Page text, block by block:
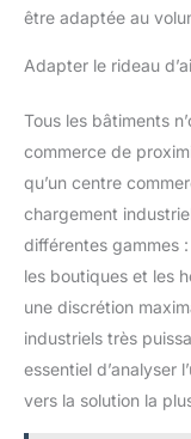
être adaptée au
Adapter le rideau
Tous les bâtiments
commerce de
qu’un centre
chargement
différentes gammes
les boutiques et les
une discrétion
industriels très
essentiel d’analyser
vers la solution la